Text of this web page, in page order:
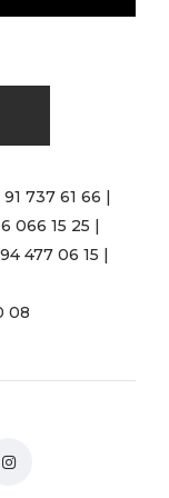
91 737 61 66 |
066 15 25 |
94 477 06 15 |
08